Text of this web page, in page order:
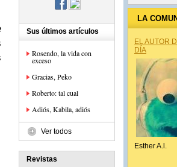
Sus últimos artículos
Rosendo, la vida con
exceso
Gracias, Peko
Roberto: tal cual
Adiós, Kabila, adiós
Ver todos
Revistas
LA
EL AUTOR
DÍA
Esther A.l.